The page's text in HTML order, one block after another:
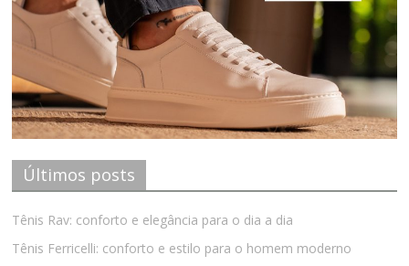
Últimos posts
Tênis Rav: conforto e elegância para o dia a dia
Tênis Ferricelli: conforto e estilo para o homem moderno